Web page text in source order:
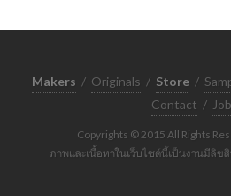
Makers / Originals / Store /
Contact /
Copyrights © 2015 All Rights
ภาพและเนื้อหาในเว็บไซต์นี้เป็นงานมีลิ